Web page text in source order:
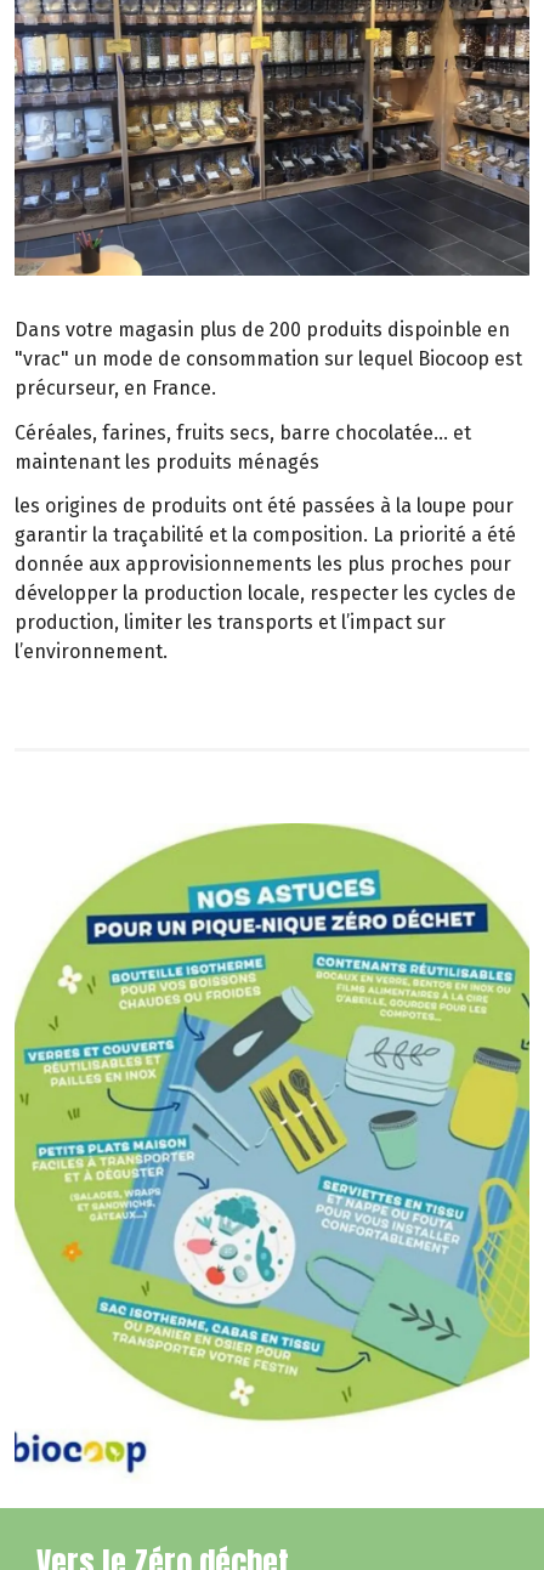
Dans votre magasin plus de 200 produits dispoinble en
"vrac" un mode de consommation sur lequel Biocoop est
précurseur, en France.
Céréales, farines, fruits secs, barre chocolatée... et
maintenant les produits ménagés
les origines de produits ont été passées à la loupe pour
garantir la traçabilité et la composition. La priorité a été
donnée aux approvisionnements les plus proches pour
développer la production locale, respecter les cycles de
production, limiter les transports et l’impact sur
l’environnement.